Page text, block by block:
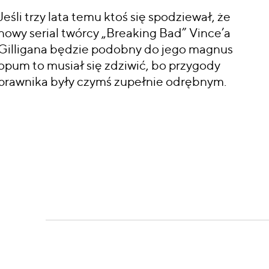
trzy lata temu ktoś się spodziewał, że
serial twórcy „Breaking Bad” Vince’a
będzie podobny do jego magnus
to musiał się zdziwić, bo przygody
były czymś zupełnie odrębnym.